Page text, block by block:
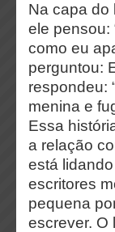
Na capa do
ele pensou:
como eu
perguntou:
respondeu:
menina e
Essa
a relação
está
escritores
pequena
escrever. O